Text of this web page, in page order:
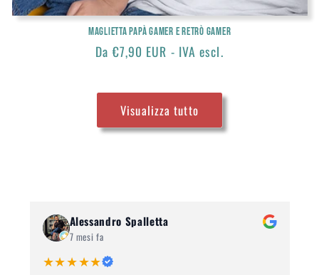
Maglietta papà gamer e retrò gamer
Prezzo
Da €7,90 EUR - IVA escl.
Visualizza tutto
Alessandro Spalletta
7 mesi fa
★★★★★